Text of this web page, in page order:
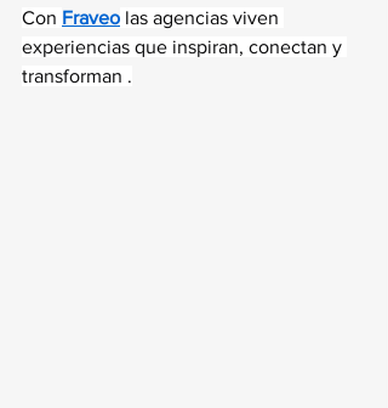
Con Fraveo las agencias viven
experiencias que inspiran, conectan y
transforman .